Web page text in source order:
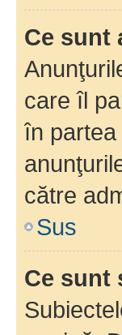
Ce sunt
care îl
în
către
Sus
Ce sunt